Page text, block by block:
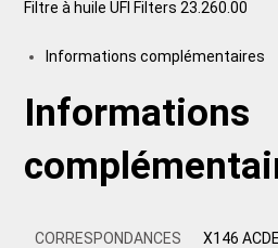
Filtre à huile UFI Filters 23.260.00
Informations complémentaires
Informations
CORRESPONDANCES
X146